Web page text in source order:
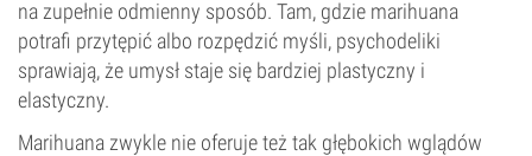
na zupełnie odmienny sposób. Tam, gdzie marihuana
potrafi przytępić albo rozpędzić myśli, psychodeliki
sprawiają, że umysł staje się bardziej plastyczny i
elastyczny.
Marihuana zwykle nie oferuje też tak głębokich wglądów